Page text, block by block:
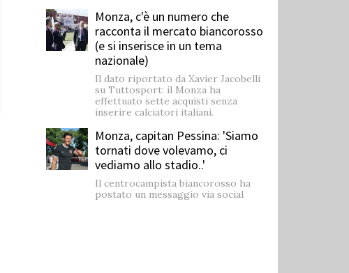
Monza, c'è un numero che
racconta il mercato biancorosso
(e si inserisce in un tema
nazionale)
Il dato riportato da Xavier Jacobelli
su Tuttosport: il Monza ha
effettuato sette acquisti senza
inserire calciatori italiani.
Monza, capitan Pessina: 'Siamo
tornati dove volevamo, ci
vediamo allo stadio..'
Il centrocampista biancorosso ha
postato un messaggio via social